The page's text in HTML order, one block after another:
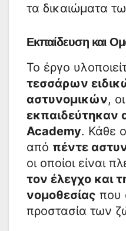
τα δικαιώματα
Εκπαίδευση και
Το έργο
τεσσάρων
αστυνομικών,
εκπαιδεύτηκαν
Academy. Κάθε
από πέντε
οι οποίοι είναι
τον έλεγχο και
νομοθεσίας που
προστασία των